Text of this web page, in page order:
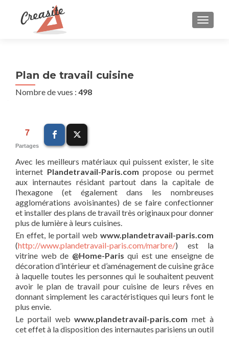
Plan de travail cuisine
Nombre de vues : 498
7
Partages
Avec les meilleurs matériaux qui puissent exister, le site
internet Plandetravail-Paris.com propose ou permet
aux internautes résidant partout dans la capitale de
l’hexagone (et également dans les nombreuses
agglomérations avoisinantes) de se faire confectionner
et installer des plans de travail très originaux pour donner
plus de lumière à leurs cuisines.
En effet, le portail web www.plandetravail-paris.com
(http://www.plandetravail-paris.com/marbre/) est la
vitrine web de @Home-Paris qui est une enseigne de
décoration d’intérieur et d’aménagement de cuisine grâce
à laquelle toutes les personnes qui le souhaitent peuvent
avoir le plan de travail pour cuisine de leurs rêves en
donnant simplement les caractéristiques qui leurs font le
plus envie.
Le portail webwww.plandetravail-paris.com met à
cet effet à la disposition des internautes parisiens un outil